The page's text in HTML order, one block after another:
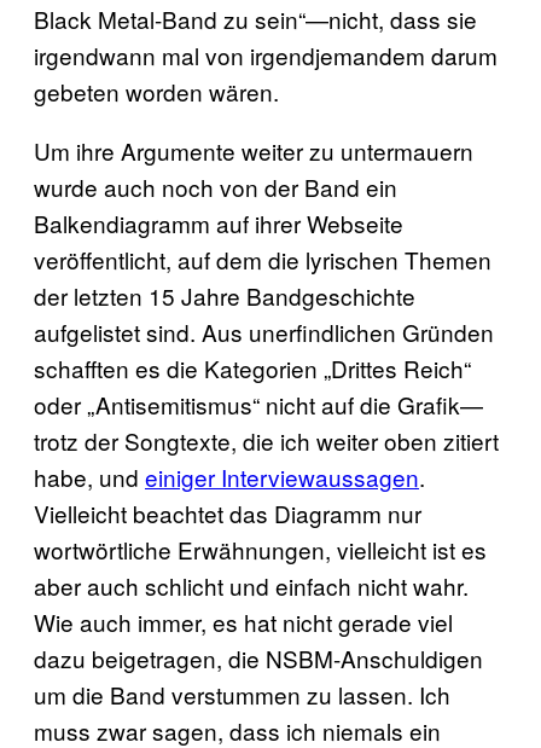
Black Metal-Band zu sein“—nicht, dass sie
irgendwann mal von irgendjemandem darum
gebeten worden wären.
Um ihre Argumente weiter zu untermauern
wurde auch noch von der Band ein
Balkendiagramm auf ihrer Webseite
veröffentlicht, auf dem die lyrischen Themen
der letzten 15 Jahre Bandgeschichte
aufgelistet sind. Aus unerfindlichen Gründen
schafften es die Kategorien „Drittes Reich“
oder „Antisemitismus“ nicht auf die Grafik—
trotz der Songtexte, die ich weiter oben zitiert
habe, und einiger Interviewaussagen.
Vielleicht beachtet das Diagramm nur
wortwörtliche Erwähnungen, vielleicht ist es
aber auch schlicht und einfach nicht wahr.
Wie auch immer, es hat nicht gerade viel
dazu beigetragen, die NSBM-Anschuldigen
um die Band verstummen zu lassen. Ich
muss zwar sagen, dass ich niemals ein